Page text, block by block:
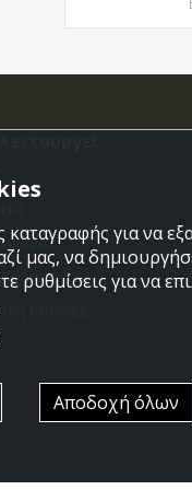
Cookies
καταγραφής για να
μας, να
ρυθμίσεις για να
Αποδοχή όλων